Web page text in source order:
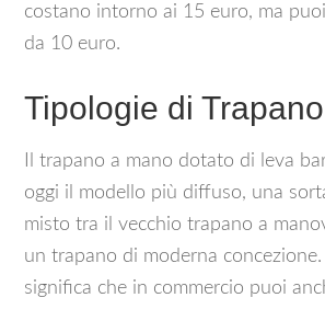
costano intorno ai 15 euro, ma
da 10 euro.
Tipologie di
Il trapano a mano dotato di leva
oggi il modello più diffuso, una
misto tra il vecchio trapano a
un trapano di moderna
significa che in commercio puoi